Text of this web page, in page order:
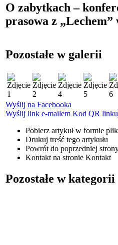
O zabytkach –
prasowa z „Lechem”
Pozostałe w galerii
Wyślij na Facebooka
Wyślij link e-mailem Kod QR
Pobierz artykuł w formie
Drukuj treść tego artykułu
Powrót do poprzedniej
Kontakt na stronie Kontakt
Pozostałe w kategorii